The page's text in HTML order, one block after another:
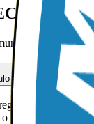
sobre alquiler
en Managua?
y recogida en
ubicación al